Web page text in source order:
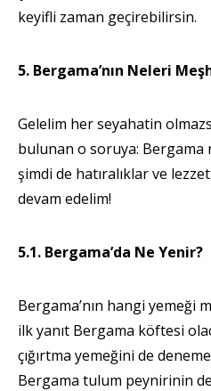
keyifli zaman geçirebilirsin.
5. Bergama’nın Neleri
Gelelim her seyahatin
bulunan o soruya: Bergama
şimdi de hatıralıklar ve
devam edelim!
5.1. Bergama’da Ne Yenir?
Bergama’nın hangi yemeği
ilk yanıt Bergama köftesi
çığırtma yemeğini de
Bergama tulum peynirinin